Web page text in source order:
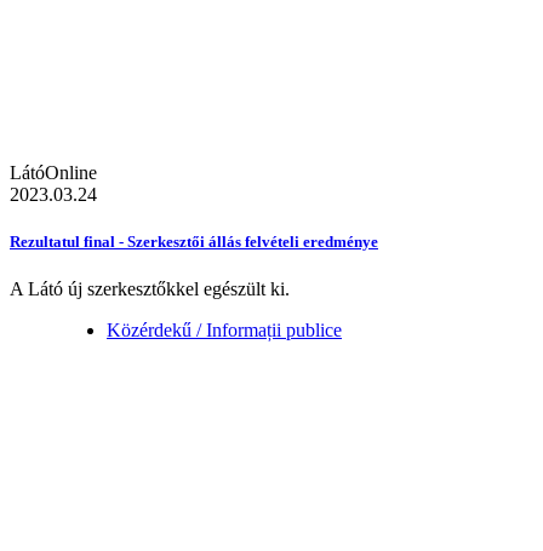
LátóOnline
2023.03.24
Rezultatul final - Szerkesztői állás felvételi eredménye
A Látó új szerkesztőkkel egészült ki.
Közérdekű / Informații publice